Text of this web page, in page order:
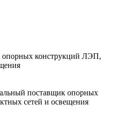
конструкций ЛЭП,
поставщик опорных
сетей и освещения